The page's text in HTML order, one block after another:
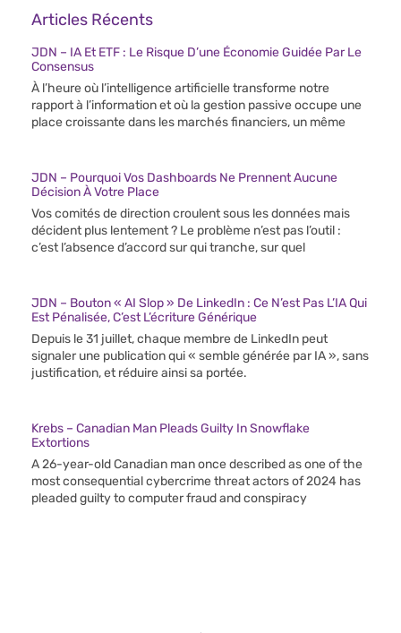
Articles Récents
JDN – IA Et ETF : Le Risque D’une Économie Guidée Par Le
Consensus
À l’heure où l’intelligence artificielle transforme notre
rapport à l’information et où la gestion passive occupe une
place croissante dans les marchés financiers, un même
JDN – Pourquoi Vos Dashboards Ne Prennent Aucune
Décision À Votre Place
Vos comités de direction croulent sous les données mais
décident plus lentement ? Le problème n’est pas l’outil :
c’est l’absence d’accord sur qui tranche, sur quel
JDN – Bouton « AI Slop » De LinkedIn : Ce N’est Pas L’IA Qui
Est Pénalisée, C’est L’écriture Générique
Depuis le 31 juillet, chaque membre de LinkedIn peut
signaler une publication qui « semble générée par IA », sans
justification, et réduire ainsi sa portée.
Krebs – Canadian Man Pleads Guilty In Snowflake
Extortions
A 26-year-old Canadian man once described as one of the
most consequential cybercrime threat actors of 2024 has
pleaded guilty to computer fraud and conspiracy